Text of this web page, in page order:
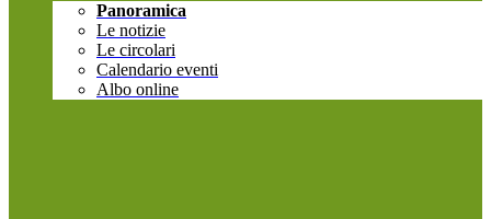
Panoramica
Le notizie
Le circolari
Calendario eventi
Albo online